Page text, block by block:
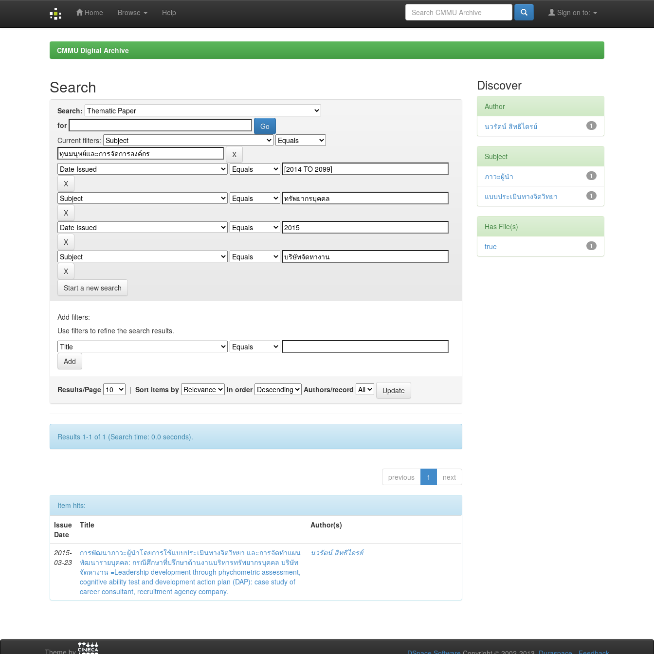
Home Browse Help Sign on to:
CMMU Digital Archive
Search
Search:
for
Current filters:
Start a new search
Add filters:
Use filters to refine the search results.
Results/Page | Sort items by In order Authors/record
Results 1-1 of 1 (Search time: 0.0 seconds).
previous 1 next
Item hits:
Issue
Date
Title Author(s)
2015-
03-23
การพัฒนาภาวะผู้นำโดยการใช้แบบประเมินทางจิตวิทยา และการจัดทำแผน
พัฒนารายบุคคล: กรณีศึกษาที่ปรึกษาด้านงานบริหารทรัพยากรบุคคล บริษัท
จัดหางาน =Leadership development through phychometric assessment,
cognitive ability test and development action plan (DAP): case study of
career consultant, recruitment agency company.
นวรัตน์ สิทธิไตรย์
Discover
Author
1
นวรัตน์ สิทธิไตรย์
Subject
1
ภาวะผู้นำ
1
แบบประเมินทางจิตวิทยา
Has File(s)
1
true